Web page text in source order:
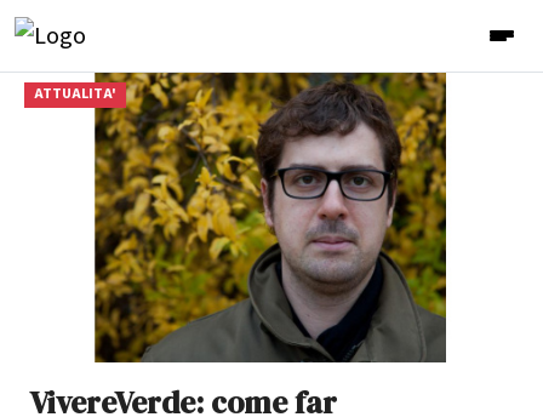
ATTUALITA'
VivereVerde: come far